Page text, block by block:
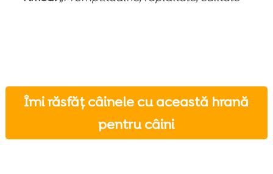
Îmi răsfăț câinele cu această hrană
pentru câini